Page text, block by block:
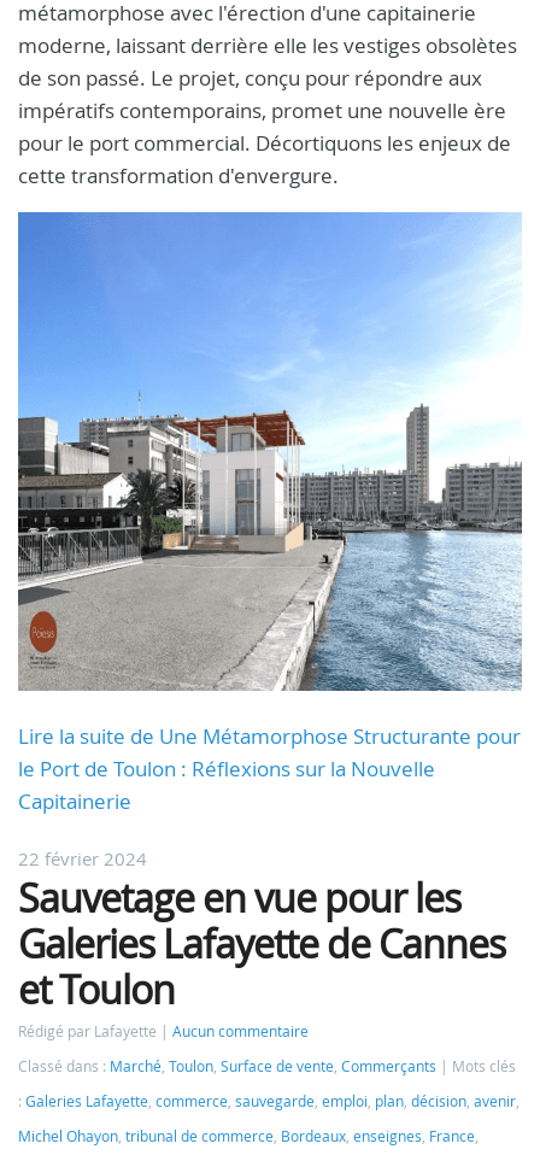
métamorphose avec l'érection d'une capitainerie
moderne, laissant derrière elle les vestiges obsolètes
de son passé. Le projet, conçu pour répondre aux
impératifs contemporains, promet une nouvelle ère
pour le port commercial. Décortiquons les enjeux de
cette transformation d'envergure.
Lire la suite de Une Métamorphose Structurante pour
le Port de Toulon : Réflexions sur la Nouvelle
Capitainerie
22 février 2024
Sauvetage en vue pour les
Galeries Lafayette de Cannes
et Toulon
Rédigé par Lafayette
Aucun commentaire
Classé dans : Marché, Toulon, Surface de vente, Commerçants
Mots clés
: Galeries Lafayette, commerce, sauvegarde, emploi, plan, décision, avenir,
Michel Ohayon, tribunal de commerce, Bordeaux, enseignes, France,